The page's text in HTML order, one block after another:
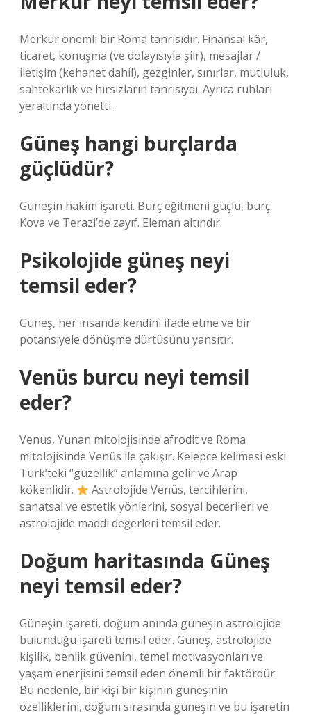
Merkür önemli bir Roma tanrısıdır. Finansal kâr,
ticaret, konuşma (ve dolayısıyla şiir), mesajlar /
iletişim (kehanet dahil), gezginler, sınırlar, mutluluk,
sahtekarlık ve hırsızların tanrısıydı. Ayrıca ruhları
yeraltında yönetti.
Güneş hangi burçlarda
güçlüdür?
Güneşin hakim işareti. Burç eğitmeni güçlü, burç
Kova ve Terazi’de zayıf. Eleman altındır.
Psikolojide güneş neyi
temsil eder?
Güneş, her insanda kendini ifade etme ve bir
potansiyele dönüşme dürtüsünü yansıtır.
Venüs burcu neyi temsil
eder?
Venüs, Yunan mitolojisinde afrodit ve Roma
mitolojisinde Venüs ile çakışır. Kelepce kelimesi eski
Türk’teki “güzellik” anlamına gelir ve Arap
kökenlidir.
Astrolojide Venüs, tercihlerini,
sanatsal ve estetik yönlerini, sosyal becerileri ve
astrolojide maddi değerleri temsil eder.
Doğum haritasında Güneş
neyi temsil eder?
Güneşin işareti, doğum anında güneşin astrolojide
bulunduğu işareti temsil eder. Güneş, astrolojide
kişilik, benlik güvenini, temel motivasyonları ve
yaşam enerjisini temsil eden önemli bir faktördür.
Bu nedenle, bir kişi bir kişinin güneşinin
özelliklerini, doğum sırasında güneşin ve bu işaretin